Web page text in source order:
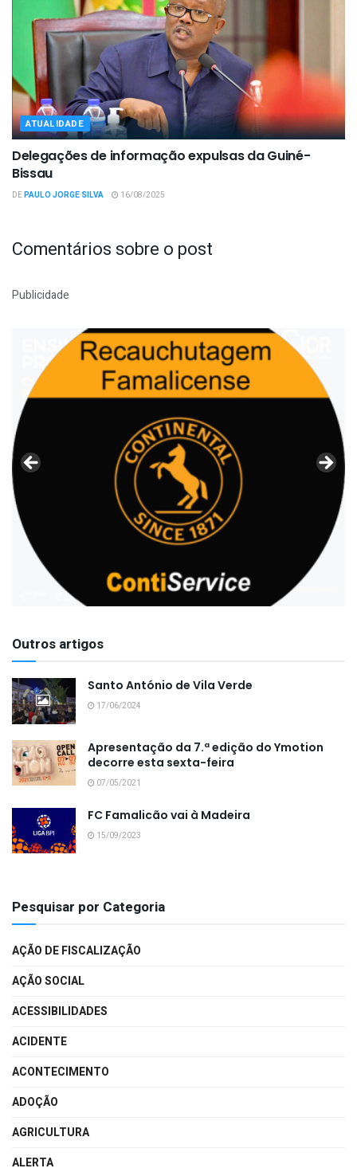
ATUALIDADE
Delegações de informação expulsas da Guiné-
Bissau
DEPAULO JORGE SILVA 16/08/2025
Comentários sobre o post
Publicidade
Outros artigos
Santo António de Vila Verde
17/06/2024
Apresentação da 7.ª edição do Ymotion
decorre esta sexta-feira
07/05/2021
FC Famalicão vai à Madeira
15/09/2023
Pesquisar por Categoria
AÇÃO DE FISCALIZAÇÃO
AÇÃO SOCIAL
ACESSIBILIDADES
ACIDENTE
ACONTECIMENTO
ADOÇÃO
AGRICULTURA
ALERTA